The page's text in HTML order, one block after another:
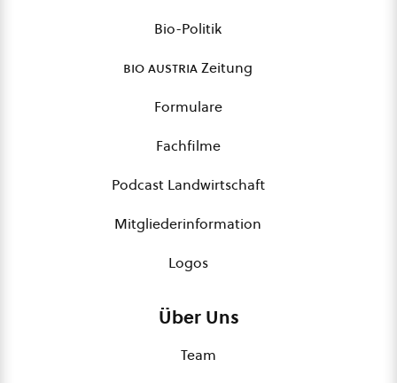
Bio-Politik
bio austriaZeitung
Formulare
Fachfilme
Podcast Landwirtschaft
Mitgliederinformation
Logos
Über Uns
Team